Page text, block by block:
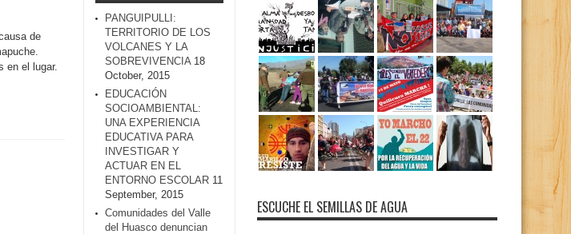
de
en el lugar.
PANGUIPULLI:
TERRITORIO DE LOS
VOLCANES Y LA
SOBREVIVENCIA 18
October, 2015
EDUCACIÓN
SOCIOAMBIENTAL:
UNA EXPERIENCIA
EDUCATIVA PARA
INVESTIGAR Y
ACTUAR EN EL
ENTORNO ESCOLAR 11
September, 2015
Comunidades del Valle
del Huasco denuncian
ESCUCHE EL SEMILLAS DE AGUA